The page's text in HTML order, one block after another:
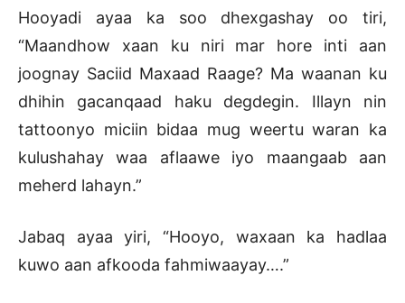
Hooyadi ayaa ka soo dhexgashay oo tiri,
“Maandhow xaan ku niri mar hore inti aan
joognay Saciid Maxaad Raage? Ma waanan ku
dhihin gacanqaad haku degdegin. Illayn nin
tattoonyo miciin bidaa mug weertu waran ka
kulushahay waa aflaawe iyo maangaab aan
meherd lahayn.”
Jabaq ayaa yiri, “Hooyo, waxaan ka hadlaa
kuwo aan afkooda fahmiwaayay….”